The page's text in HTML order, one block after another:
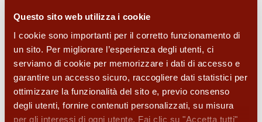
Questo sito web utilizza i cookie
I cookie sono importanti per il corretto funzionamento di
un sito. Per migliorare l’esperienza degli utenti, ci
serviamo di cookie per memorizzare i dati di accesso e
garantire un accesso sicuro, raccogliere dati statistici per
ottimizzare la funzionalità del sito e, previo consenso
degli utenti, fornire contenuti personalizzati, su misura
per gli interessi di ogni utente. Fai clic su "Accetta tutti"
I servizi di questo negozio